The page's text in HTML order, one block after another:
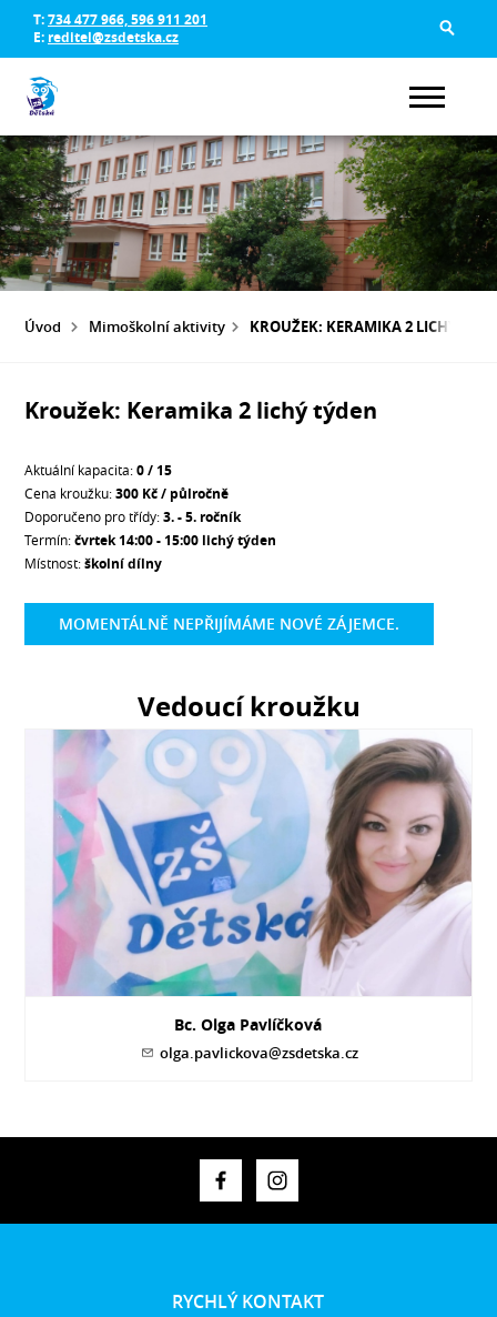
T:734 477 966, 596 911 201
E: reditel@zsdetska.cz
Úvod Mimoškolní aktivity KROUŽEK: KERAMIKA 2 LICHÝ
Kroužek: Keramika 2 lichý týden
Aktuální kapacita:0 / 15
Cena kroužku:300 Kč / půlročně
Doporučeno pro třídy:3. - 5. ročník
Termín:čvrtek 14:00 - 15:00 lichý týden
Místnost:školní dílny
MOMENTÁLNĚ NEPŘIJÍMÁME NOVÉ ZÁJEMCE.
Vedoucí kroužku
Bc. Olga Pavlíčková
olga.pavlickova@zsdetska.cz
RYCHLÝ KONTAKT